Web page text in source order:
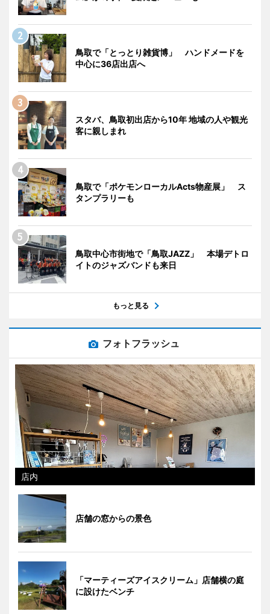
鳥取で「とっとり雑貨博」 ハンドメードを
中心に36店出店へ
スタバ、鳥取初出店から10年 地域の人や観光
客に親しまれ
鳥取で「ポケモンローカルActs物産展」 ス
タンプラリーも
鳥取中心市街地で「鳥取JAZZ」 本場デトロ
イトのジャズバンドも来日
もっと見る
フォトフラッシュ
店内
店舗の窓からの景色
「マーティーズアイスクリーム」店舗横の庭
に設けたベンチ